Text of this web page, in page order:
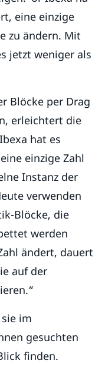
eine einzige
zu ändern. Mit
jetzt weniger als
Blöcke per Drag
erleichtert die
hat es
einzige Zahl
Instanz der
verwenden
Blöcke, die
werden
ändert, dauert
auf der
im
gesuchten
finden.